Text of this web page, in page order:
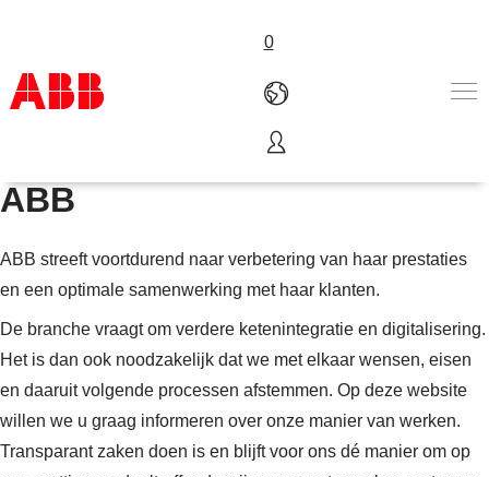
0
Products & Solutions
Industries
About us
Verkoopkanalen
Transparant zaken doen met
ABB
ABB streeft voortdurend naar verbetering van haar prestaties
en een optimale samenwerking met haar klanten.
De branche vraagt om verdere ketenintegratie en digitalisering.
Het is dan ook noodzakelijk dat we met elkaar wensen, eisen
en daaruit volgende processen afstemmen. Op deze website
willen we u graag informeren over onze manier van werken.
Transparant zaken doen is en blijft voor ons dé manier om op